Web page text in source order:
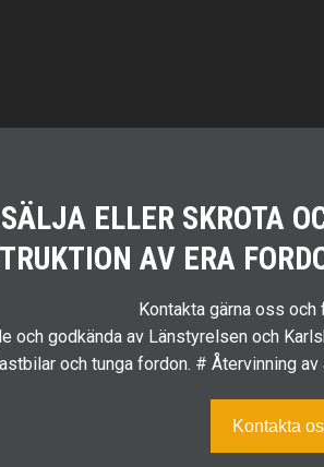
ELLER SKROTA
AV ERA
Kontakta gärna oss
och godkända av Länstyrelsen och
lastbilar och tunga fordon. # Återvinning
Kontakta